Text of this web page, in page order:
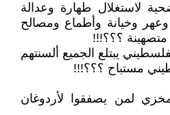
لاستغلال طهارة وعدالة
وخيانة وأطماع ومصالح
؟؟؟!!!
يبتلع الجميع ألسنتهم
مستباح ؟؟؟!!!
لمن يصفقوا لأردوغان